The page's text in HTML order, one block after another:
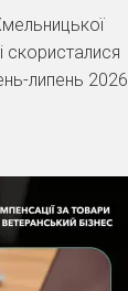
скористалися
липень 2026